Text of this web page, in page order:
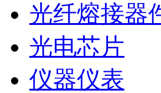
光纤熔接器
光电芯片
仪器仪表